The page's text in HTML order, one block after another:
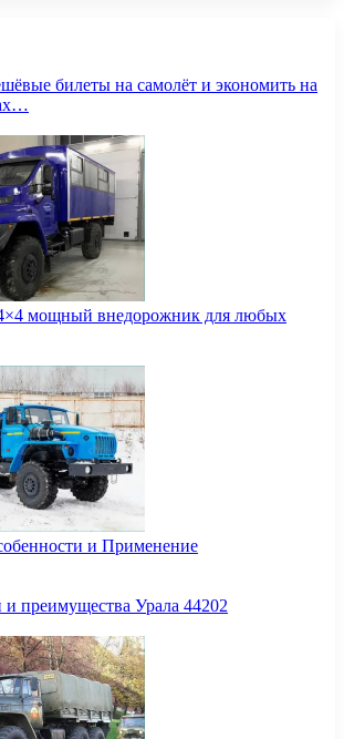
билеты на самолёт и экономить на
мощный внедорожник для любых
и Применение
и преимущества Урала 44202